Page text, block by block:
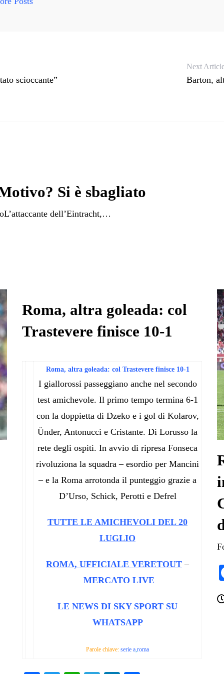
scioccante”
Next
Barton,
Si è sbagliato
dell’Eintracht,…
Roma, altra goleada: col
Trastevere finisce 10-1
Roma, altra goleada: col Trastevere finisce 10-1
I giallorossi passeggiano anche nel secondo
test amichevole. Il primo tempo termina 6-1
con la doppietta di Dzeko e i gol di Kolarov,
Ünder, Antonucci e Cristante. Di Lorusso la
rete degli ospiti. In avvio di ripresa Fonseca
rivoluziona la squadra – esordio per Mancini
– e la Roma arrotonda il punteggio grazie a
D’Urso, Schick, Perotti e Defrel
TUTTE LE AMICHEVOLI DEL 20
LUGLIO
ROMA, UFFICIALE VERETOUT –
MERCATO LIVE
LE NEWS DI SKY SPORT SU
WHATSAPP
Parole chiave: serie a roma